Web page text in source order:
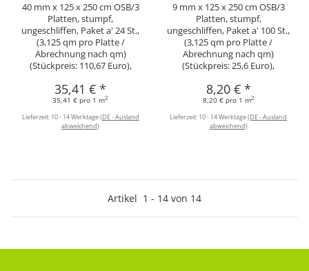
40 mm x 125 x 250 cm OSB/3
Platten, stumpf,
ungeschliffen, Paket a' 24 St.,
(3,125 qm pro Platte /
Abrechnung nach qm)
(Stückpreis: 110,67 Euro),
35,41 €*
35,41 € pro 1 m2
Lieferzeit: 10 - 14 Werktage(DE - Ausland
abweichend)
9 mm x 125 x 250 cm OSB/3
Platten, stumpf,
ungeschliffen, Paket a' 100 St.,
(3,125 qm pro Platte /
Abrechnung nach qm)
(Stückpreis: 25,6 Euro),
8,20 € *
8,20 € pro 1 m2
Lieferzeit: 10 - 14 Werktage(DE - Ausland
abweichend)
Artikel 1 - 14 von 14